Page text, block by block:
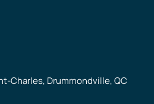
Charles, Drummondville, QC